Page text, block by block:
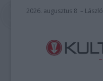
2026. augusztus 8. – László